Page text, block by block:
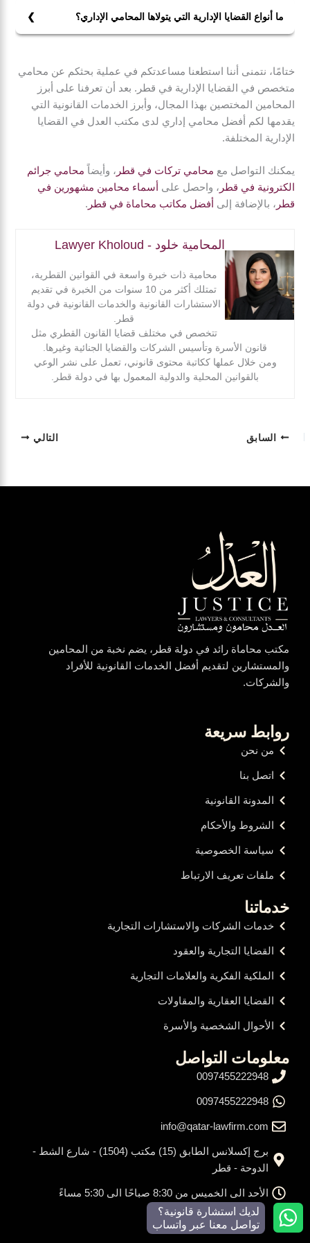
ومنها عدم الاختصاص، أو وجود عيب في الشكل، أو إساءة
ما أنواع القضايا الإدارية التي يتولاها المحامي الإداري؟
وقضايا المطالبة بإلغاء القرارات الإدارية النهائية، وطلبات
التعويض، ومنازعات العقود الإدارية.
ختامًا، نتمنى أننا استطعنا مساعدتكم في عملية بحثكم عن محامي
متخصص في القضايا الإدارية في قطر. بعد أن تعرفنا على أبرز
المحامين المختصين بهذا المجال، وأبرز الخدمات القانونية التي
يقدمها لكم أفضل محامي إداري لدى مكتب العدل في القضايا
الإدارية المختلفة.
يمكنك التواصل مع محامي تركات في قطر ، وأيضاً محامي جرائم
الكترونية في قطر ، واحصل على
أسماء محامين مشهورين في
قطر ، بالإضافة إلى أفضل مكاتب محاماة في قطر .
المحامية خلود - Lawyer Kholoud
محامية ذات خبرة واسعة في القوانين القطرية،
تمتلك أكثر من 10 سنوات من الخبرة في تقديم
الاستشارات القانونية والخدمات القانونية في دولة
قطر.
تتخصص في مختلف قضايا القانون القطري مثل
قانون الأسرة وتأسيس الشركات والقضايا الجنائية وغيرها.
ومن خلال عملها ككاتبة محتوى قانوني، تعمل على نشر الوعي
بالقوانين المحلية والدولية المعمول بها في دولة قطر.
السابق التالي
مكتب محاماة رائد في دولة قطر، يضم نخبة من المحامين
والمستشارين لتقديم أفضل الخدمات القانونية للأفراد
والشركات.
روابط سريعة
من نحن
اتصل بنا
المدونة القانونية
الشروط والأحكام
سياسة الخصوصية
ملفات تعريف الارتباط
خدماتنا
خدمات الشركات والاستشارات التجارية
القضايا التجارية والعقود
الملكية الفكرية والعلامات التجارية
القضايا العقارية والمقاولات
الأحوال الشخصية والأسرة
معلومات التواصل
0097455222948
0097455222948
info@qatar-lawfirm.com
برج إكسلانس الطابق (15) مكتب (1504) - شارع الشط -
الدوحة - قطر
الأحد الى الخميس من 8:30 صباحًا الى 5:30 مساءً
لديك استشارة قانونية؟
تواصل معنا عبر واتساب